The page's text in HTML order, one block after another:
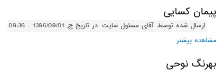
پیمان کسایی
ارسال شده توسط آقای مسئول سایت در تاریخ چ, 1396/09/01 - 09:36
مشاهده بیشتر
بهرنگ نوحی